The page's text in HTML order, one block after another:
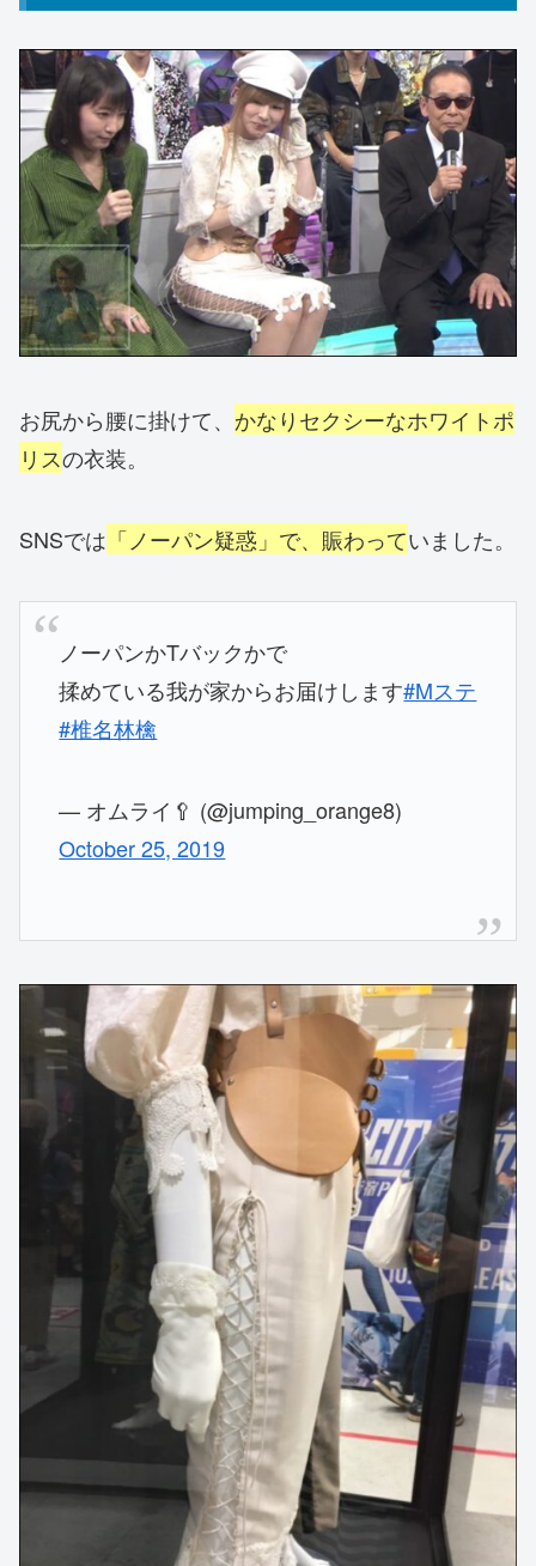
お尻から腰に掛けて、 かなりセクシーなホワイトポ
リスの衣装。
SNSでは 「ノーパン疑惑」で、賑わっていました。
ノーパンかTバックかで
揉めている我が家からお届けします#Mステ
#椎名林檎
— オムライ🥄 (@jumping_orange8)
October 25, 2019